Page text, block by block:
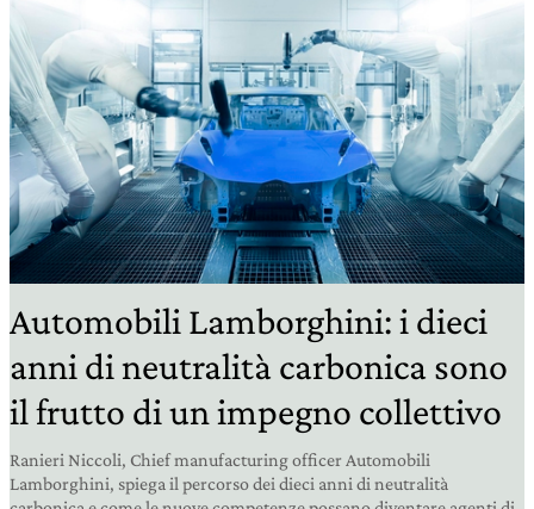
Automobili Lamborghini: i dieci
anni di neutralità carbonica sono
il frutto di un impegno collettivo
Ranieri Niccoli, Chief manufacturing officer Automobili
Lamborghini, spiega il percorso dei dieci anni di neutralità